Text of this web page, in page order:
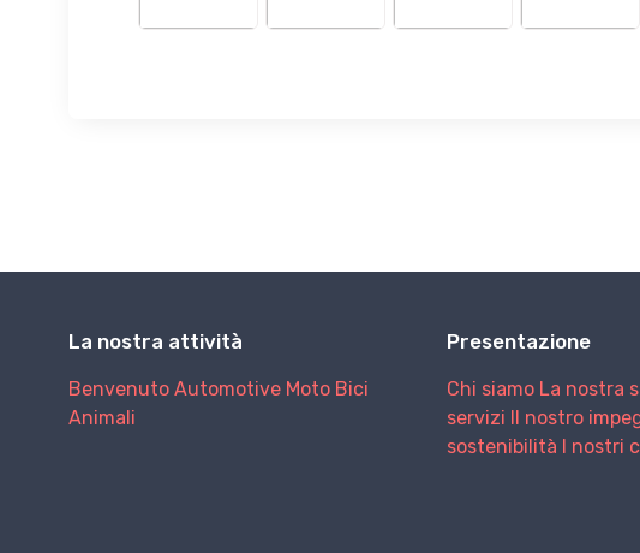
La nostra attività
Benvenuto Automotive Moto Bici
Animali
Presentazione
Chi siamo La nostra
servizi Il nostro
sostenibilità I nostri